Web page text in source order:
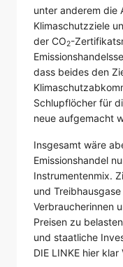
unter anderem die
Klimaschutzziele
der CO2-
dass beides den
Schlupflöcher für
neue aufgemacht
Insgesamt wäre
Emissionshandel
Instrumentenmix.
und
Verbraucherinnen
Preisen zu
und staatliche
DIE LINKE hier klar